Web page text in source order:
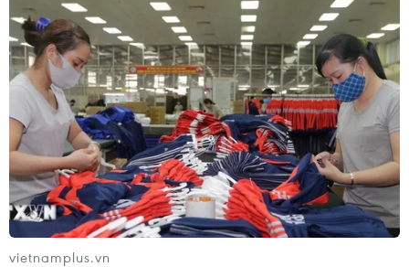
vietnamplus.vn